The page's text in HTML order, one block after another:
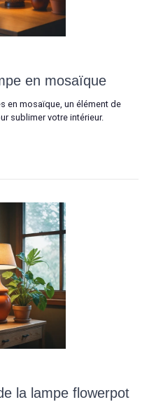
en mosaïque
en mosaïque, un élément de
sublimer votre intérieur.
la lampe flowerpot